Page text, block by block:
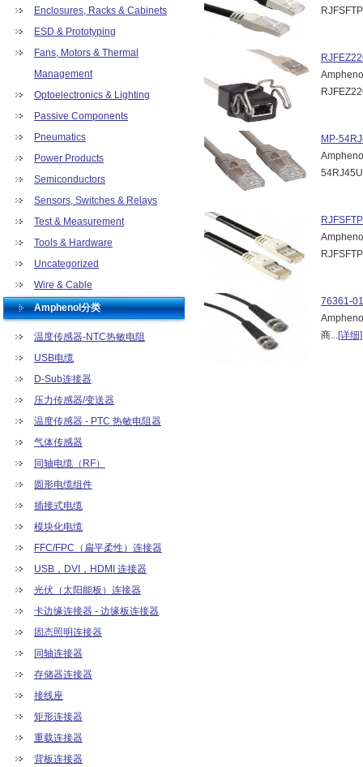
Enclosures, Racks & Cabinets
ESD & Prototyping
Fans, Motors & Thermal
Management
Optoelectronics & Lighting
Passive Components
Pneumatics
Power Products
Semiconductors
Sensors, Switches & Relays
Test & Measurement
Tools & Hardware
Uncategorized
Wire & Cable
Amphenol分类
温度传感器-NTC热敏电阻
USB电缆
D-Sub连接器
压力传感器/变送器
温度传感器 - PTC 热敏电阻器
气体传感器
同轴电缆（RF）
圆形电缆组件
插接式电缆
模块化电缆
FFC/FPC（扁平柔性）连接器
USB，DVI，HDMI 连接器
光伏（太阳能板）连接器
卡边缘连接器 - 边缘板连接器
固态照明连接器
同轴连接器
存储器连接器
接线座
矩形连接器
重载连接器
背板连接器
MP-
76361-
商...[详细]